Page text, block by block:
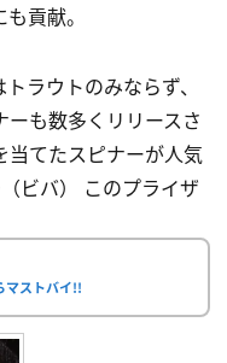
貢献。
ラウトのみならず、
も数多くリリースさ
当てたスピナーが人気
ビバ） このプライザ
マストバイ!!